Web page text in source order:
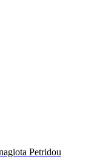
Petridou